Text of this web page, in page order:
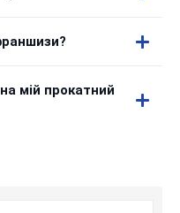
мій прокатний